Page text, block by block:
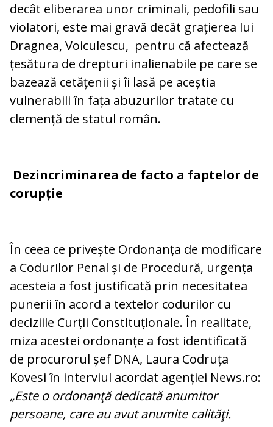
decât eliberarea unor criminali, pedofili sau
violatori, este mai gravă decât grațierea lui
Dragnea, Voiculescu, pentru că afectează
țesătura de drepturi inalienabile pe care se
bazează cetățenii și îi lasă pe aceștia
vulnerabili în fața abuzurilor tratate cu
clemență de statul român.
Dezincriminarea de facto a faptelor de
corupție
În ceea ce privește Ordonanța de modificare
a Codurilor Penal și de Procedură, urgența
acesteia a fost justificată prin necesitatea
punerii în acord a textelor codurilor cu
deciziile Curții Constituționale. În realitate,
miza acestei ordonanțe a fost identificată
de procurorul șef DNA, Laura Codruța
Kovesi în interviul acordat agenției News.ro:
„Este o ordonanţă dedicată anumitor
persoane, care au avut anumite calităţi.